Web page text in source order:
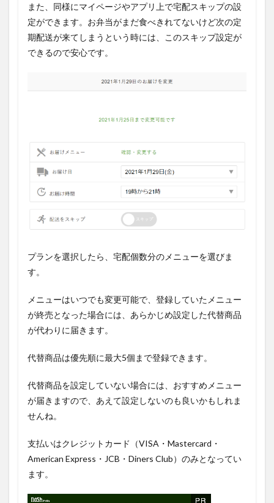
また、同様にマイページやアプリ上で宅配スキップの設
定ができます。お弁当がまだ食べきれてないけど次の定
期配送が来てしまうという時には、このスキップ設定が
できるので安心です。
プランを選択したら、宅配個数分のメニューを選びま
す。
メニューはいつでも変更可能で、登録していたメニュー
が終売となった場合には、あらかじめ設定した代替商品
が代わりに届きます。
代替商品は優先順に最大5個まで登録できます。
代替商品を設定していない場合には、おすすめメニュー
が届きますので、あえて設定しないのも良いかもしれま
せんね。
支払いはクレジットカード（VISA・Mastercard・
American Express・JCB・Diners Club）のみとなってい
ます。